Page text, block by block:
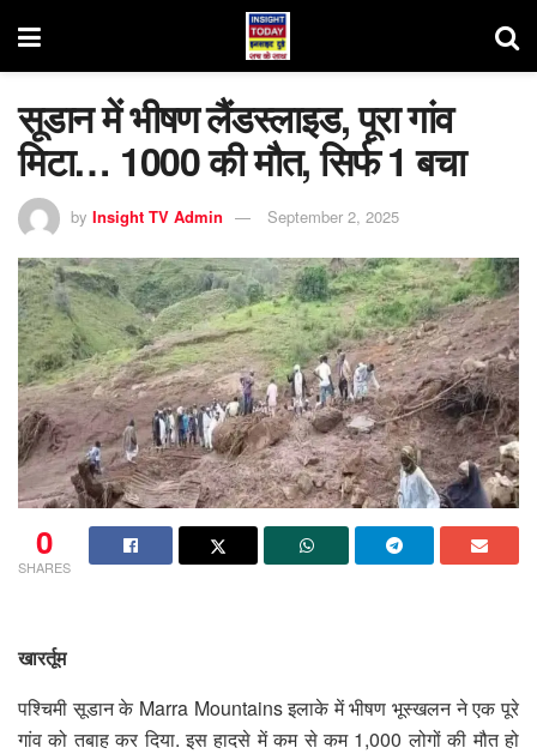
सूडान में भीषण लैंडस्लाइड, पूरा गांव
मिटा… 1000 की मौत, सिर्फ 1 बचा
by Insight TV Admin September 2, 2025
0
SHARES
खारर्तूम
पश्चिमी सूडान के Marra Mountains इलाके में भीषण भूस्खलन ने एक पूरे
गांव को तबाह कर दिया. इस हादसे में कम से कम 1,000 लोगों की मौत हो